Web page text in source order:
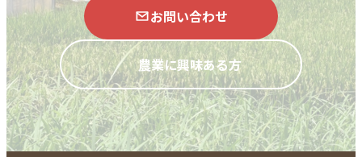
お問い合わせ
農業に興味ある方